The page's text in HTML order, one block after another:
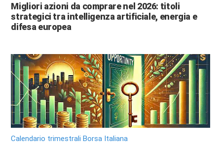
Migliori azioni da comprare nel 2026: titoli
strategici tra intelligenza artificiale, energia e
difesa europea
Calendario trimestrali Borsa Italiana